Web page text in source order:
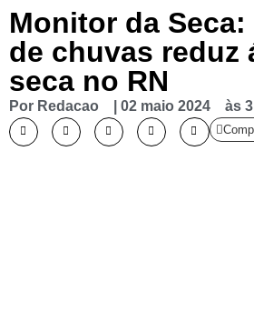
Monitor da
de chuvas reduz
seca no RN
Por Redacao 02 maio 2024 às